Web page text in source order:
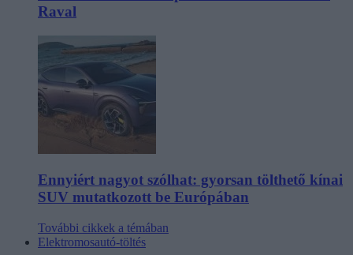
Raval
Ennyiért nagyot szólhat: gyorsan tölthető kínai
SUV mutatkozott be Európában
További cikkek a témában
Elektromosautó-töltés